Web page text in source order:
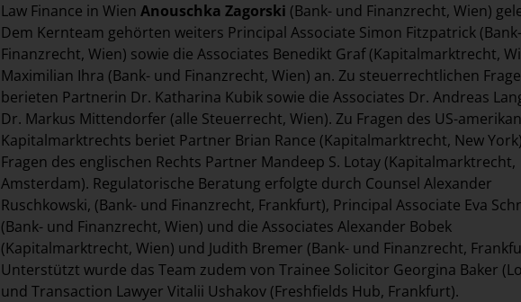
Law Finance in Wien Anouschka Zagorski (Bank- und Finanzrecht, Wien)
Dem Kernteam gehörten weiters Principal Associate Simon Fitzpatrick
Finanzrecht, Wien) sowie die Associates Benedikt Graf (Kapitalmarktrecht,
Maximilian Ihra (Bank- und Finanzrecht, Wien) an. Zu steuerrechtlichen
berieten Partnerin Dr. Katharina Kubik sowie die Associates Dr. Andreas
Dr. Markus Mittendorfer (alle Steuerrecht, Wien). Zu Fragen des US-
Kapitalmarktrechts beriet Partner Brian Rance (Kapitalmarktrecht, New
Fragen des englischen Rechts Partner Mandeep S. Lotay (Kapitalmarktrecht,
Amsterdam). Regulatorische Beratung erfolgte durch Counsel Alexander
Ruschkowski, (Bank- und Finanzrecht, Frankfurt), Principal Associate Eva
(Bank- und Finanzrecht, Wien) und die Associates Alexander Bobek
(Kapitalmarktrecht, Wien) und Judith Bremer (Bank- und Finanzrecht,
Unterstützt wurde das Team zudem von Trainee Solicitor Georgina Baker
und Transaction Lawyer Vitalii Ushakov (Freshfields Hub, Frankfurt).